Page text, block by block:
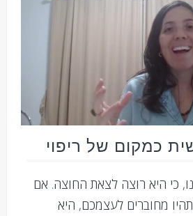
כמקום של ריפוי
כי היא רוצה לצאת החוצה. אם
מחוברים לעצמכם, היא